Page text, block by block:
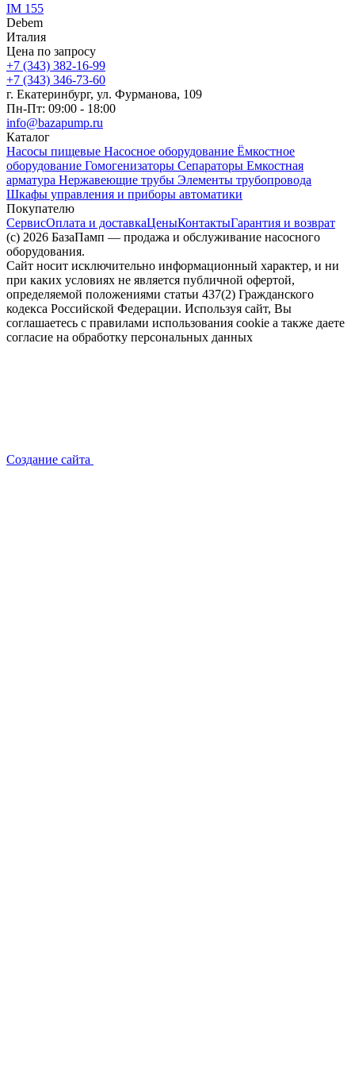
IM 155
Debem
Италия
Цена по запросу
+7 (343) 382-16-99
+7 (343) 346-73-‬60
г. Екатеринбург, ул. Фурманова, 109
Пн-Пт: 09:00 - 18:00
info@bazapump.ru
Каталог
Насосы пищевые Насосное оборудование Ёмкостное
оборудование Гомогенизаторы Сепараторы Емкостная
арматура Нержавеющие трубы Элементы трубопровода
Шкафы управления и приборы автоматики
Покупателю
СервисОплата и доставкаЦеныКонтактыГарантия и возврат
(c) 2026 БазаПамп — продажа и обслуживание насосного
оборудования.
Сайт носит исключительно информационный характер, и ни
при каких условиях не является публичной офертой,
определяемой положениями статьи 437(2) Гражданского
кодекса Российской Федерации. Используя сайт, Вы
соглашаетесь с правилами использования cookie а также даете
согласие на обработку персональных данных
Создание сайта